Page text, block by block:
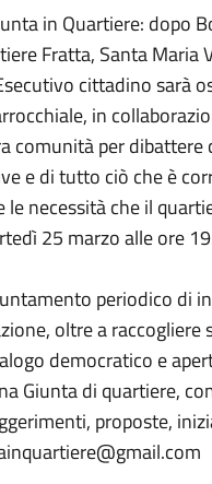
in Quartiere: dopo
Fratta, Santa Maria
cittadino sarà
in
comunità per
e di tutto ciò che è
necessità che il
25 marzo alle ore
periodico di
oltre a
democratico e
Giunta di quartiere,
proposte,